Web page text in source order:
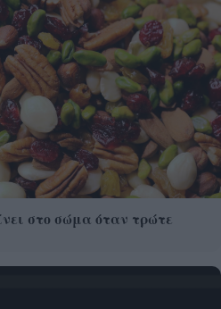
στο σώμα όταν τρώτε